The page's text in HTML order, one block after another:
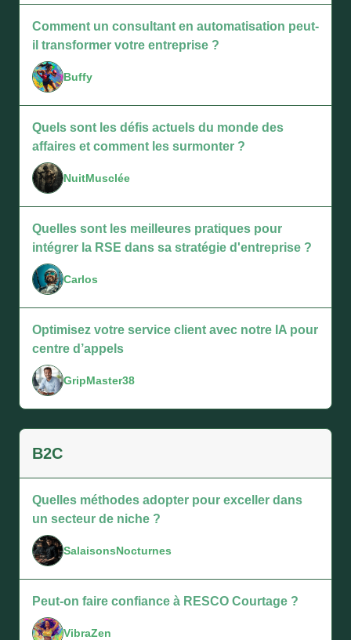
Comment un consultant en automatisation peut-
il transformer votre entreprise ?
Buffy
Quels sont les défis actuels du monde des
affaires et comment les surmonter ?
NuitMusclée
Quelles sont les meilleures pratiques pour
intégrer la RSE dans sa stratégie d'entreprise ?
Carlos
Optimisez votre service client avec notre IA pour
centre d’appels
GripMaster38
B2C
Quelles méthodes adopter pour exceller dans
un secteur de niche ?
SalaisonsNocturnes
Peut-on faire confiance à RESCO Courtage ?
VibraZen